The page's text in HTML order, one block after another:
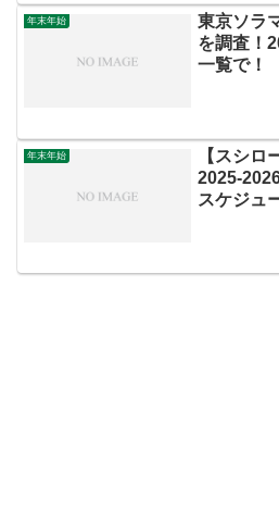
年末年始
東京ソラ
を調査！
一覧で！
年末年始
【スシロ
スケジュ